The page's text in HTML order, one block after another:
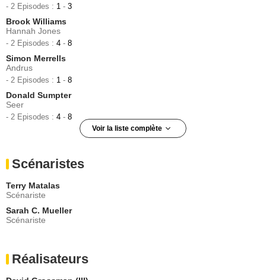
- 2 Episodes : 1 - 3
Brook Williams
Hannah Jones
- 2 Episodes : 4 - 8
Simon Merrells
Andrus
- 2 Episodes : 1 - 8
Donald Sumpter
Seer
- 2 Episodes : 4 - 8
Voir la liste complète
- 2 Episodes :1-8
Zalmon Shaw
- 1 Episode :
Scottie Thompson
Vivian Rutledge
Elliot Jones
Scénaristes
Terry Matalas
Scénariste
Sarah C. Mueller
Scénariste
Réalisateurs